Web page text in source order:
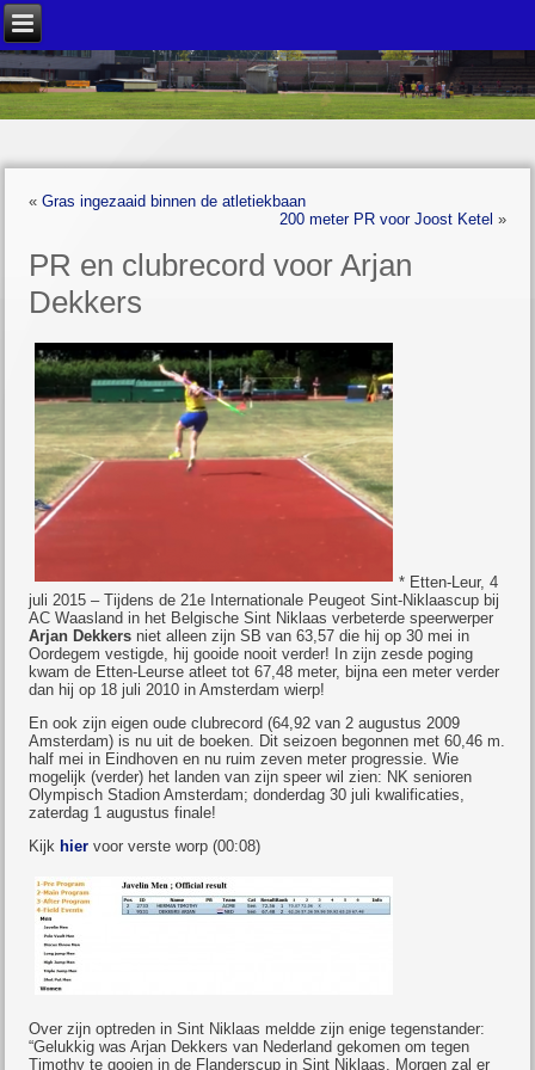
«Gras ingezaaid binnen de atletiekbaan
200 meter PR voor Joost Ketel »
PR en clubrecord voor Arjan
Dekkers
* Etten-Leur, 4
juli 2015 – Tijdens de 21e Internationale Peugeot Sint-Niklaascup bij
AC Waasland in het Belgische Sint Niklaas verbeterde speerwerper
Arjan Dekkers niet alleen zijn SB van 63,57 die hij op 30 mei in
Oordegem vestigde, hij gooide nooit verder! In zijn zesde poging
kwam de Etten-Leurse atleet tot 67,48 meter, bijna een meter verder
dan hij op 18 juli 2010 in Amsterdam wierp!
En ook zijn eigen oude clubrecord (64,92 van 2 augustus 2009
Amsterdam) is nu uit de boeken. Dit seizoen begonnen met 60,46 m.
half mei in Eindhoven en nu ruim zeven meter progressie. Wie
mogelijk (verder) het landen van zijn speer wil zien: NK senioren
Olympisch Stadion Amsterdam; donderdag 30 juli kwalificaties,
zaterdag 1 augustus finale!
Kijk hier voor verste worp (00:08)
Over zijn optreden in Sint Niklaas meldde zijn enige tegenstander:
“Gelukkig was Arjan Dekkers van Nederland gekomen om tegen
Timothy te gooien in de Flanderscup in Sint Niklaas. Morgen zal er